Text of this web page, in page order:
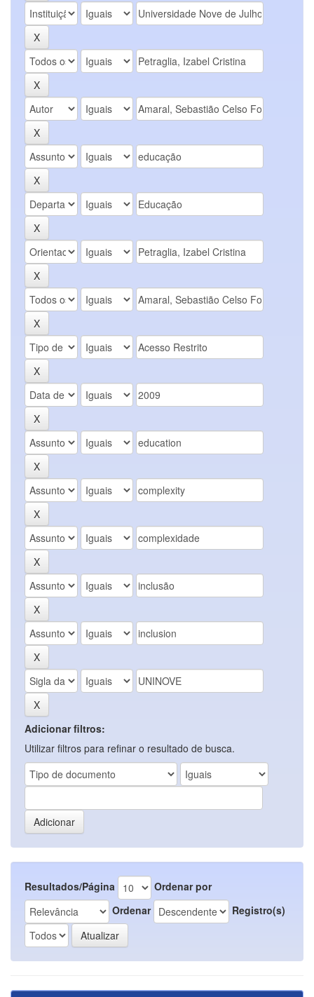
Adicionar filtros:
Utilizar filtros para refinar o resultado de busca.
Resultados/Página
Ordenar por
Ordenar
Registro(s)